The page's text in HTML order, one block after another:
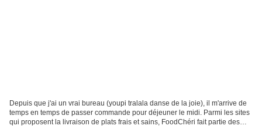
Depuis que j'ai un vrai bureau (youpi tralala danse de la joie), il m'arrive de
temps en temps de passer commande pour déjeuner le midi. Parmi les sites
qui proposent la livraison de plats frais et sains, FoodChéri fait partie des